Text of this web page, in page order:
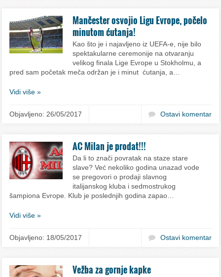
Mančester osvojio Ligu Evrope, počelo
minutom ćutanja!
Kao što je i najavljeno iz UEFA-e, nije bilo
spektakularne ceremonije na otvaranju
velikog finala Lige Evrope u Stokholmu, a
pred sam početak meča održan je i minut ćutanja, a…
Vidi više »
Objavljeno: 26/05/2017 Ostavi komentar
AC Milan je prodat!!!
Da li to znači povratak na staze stare
slave? Već nekoliko godina unazad vode
se pregovori o prodaji slavnog
italijanskog kluba i sedmostrukog
šampiona Evrope. Klub je poslednjih godina zapao…
Vidi više »
Objavljeno: 18/05/2017 Ostavi komentar
Vežba za gornje kapke